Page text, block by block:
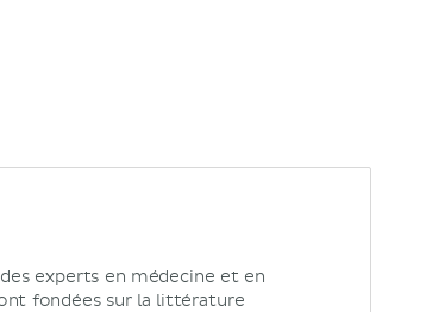
experts en médecine et en
fondées sur la littérature